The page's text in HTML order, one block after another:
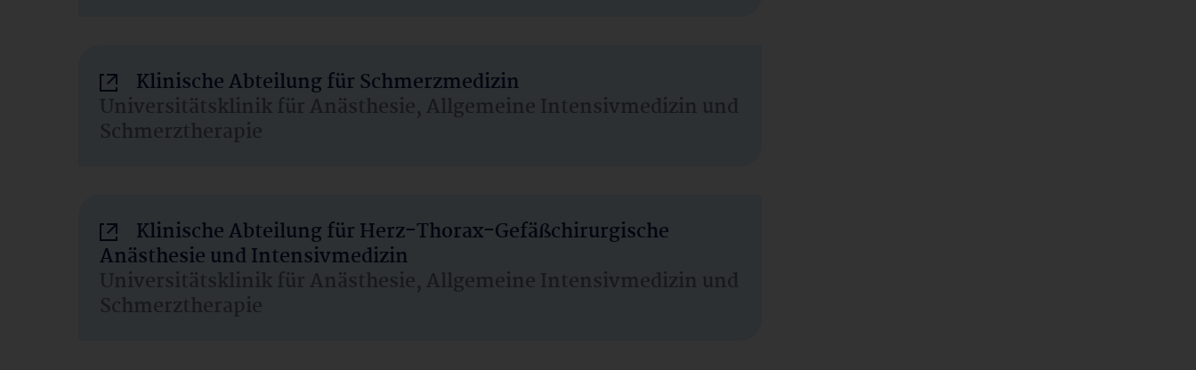
Klinische Abteilung für Schmerzmedizin
Universitätsklinik für Anästhesie, Allgemeine Intensivmedizin und
Schmerztherapie
Klinische Abteilung für Herz-Thorax-Gefäßchirurgische
Anästhesie und Intensivmedizin
Universitätsklinik für Anästhesie, Allgemeine Intensivmedizin und
Schmerztherapie